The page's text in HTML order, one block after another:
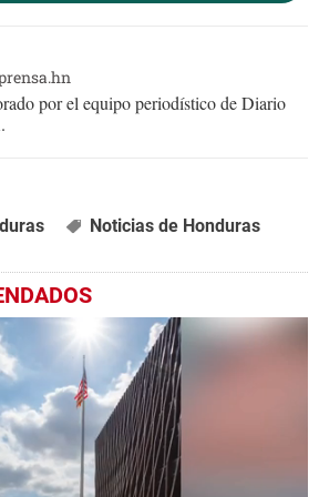
por el equipo periodístico de Diario
Noticias de Honduras